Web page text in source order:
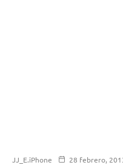
JJ_E.iPhone 28 febrero,